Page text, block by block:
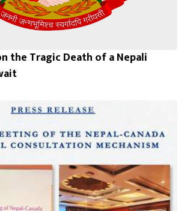
the Tragic Death of a Nepali